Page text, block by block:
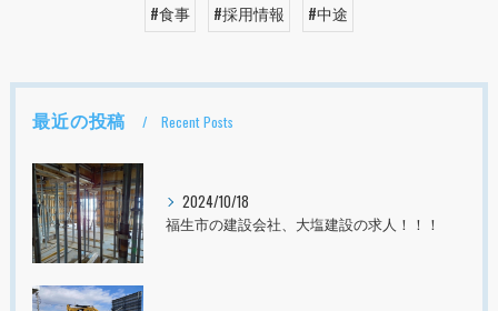
#食事
#採用情報 #中途
最近の投稿 Recent Posts
2024/10/18
福生市の建設会社、大塩建設の求人！！！